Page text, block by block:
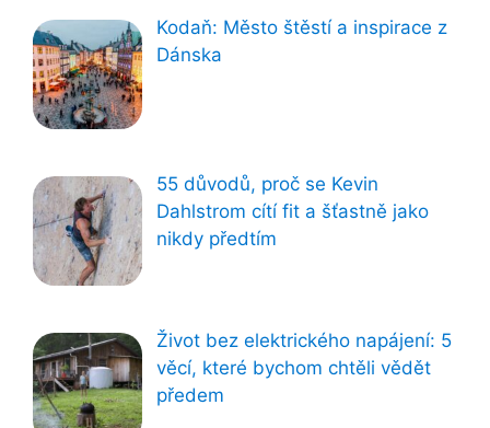
Kodaň: Město štěstí a inspirace z
Dánska
55 důvodů, proč se Kevin
Dahlstrom cítí fit a šťastně jako
nikdy předtím
Život bez elektrického napájení: 5
věcí, které bychom chtěli vědět
předem